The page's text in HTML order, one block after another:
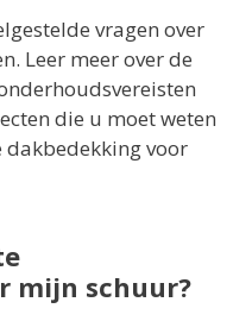
vragen over
Leer meer over de
die u moet weten
dakbedekking voor
mijn schuur?